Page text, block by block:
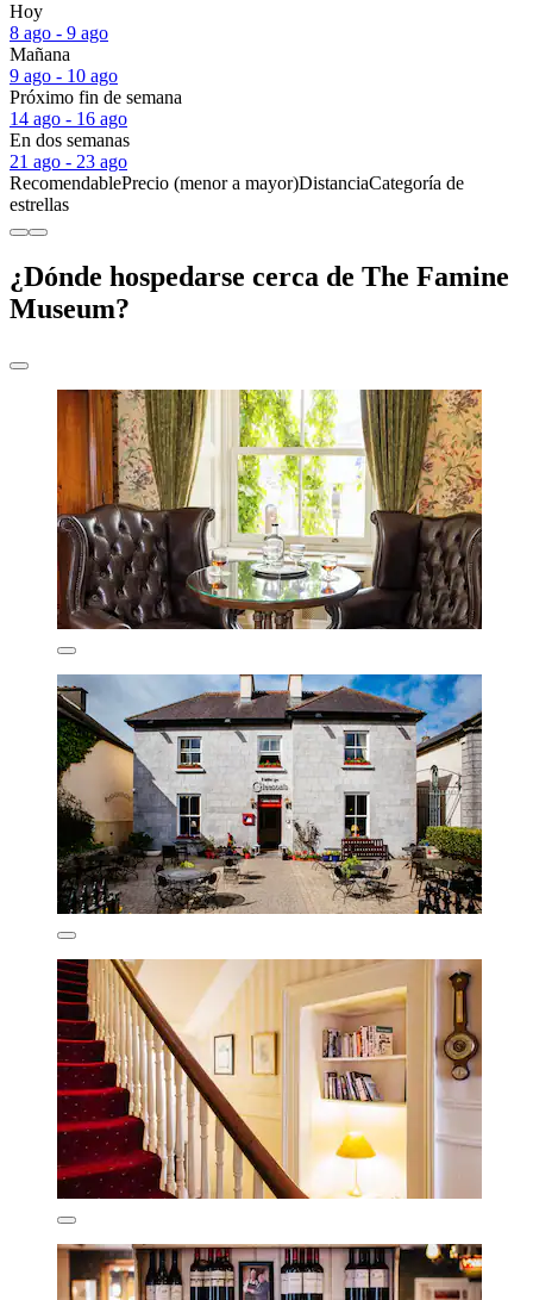
Hoy
8 ago - 9 ago
Mañana
9 ago - 10 ago
Próximo fin de semana
14 ago - 16 ago
En dos semanas
21 ago - 23 ago
RecomendablePrecio (menor a mayor)DistanciaCategoría de
estrellas
¿Dónde hospedarse cerca de The Famine
Museum?